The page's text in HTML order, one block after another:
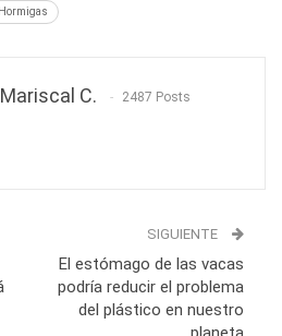
Hormigas
C. 2487 Posts
SIGUIENTE
El estómago de las vacas
podría reducir el problema
del plástico en nuestro